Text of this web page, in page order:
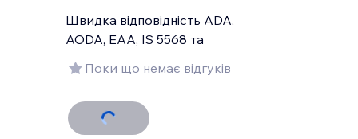
Швидка відповідність ADA,
AODA, EAA, IS 5568 та
Поки що немає відгуків